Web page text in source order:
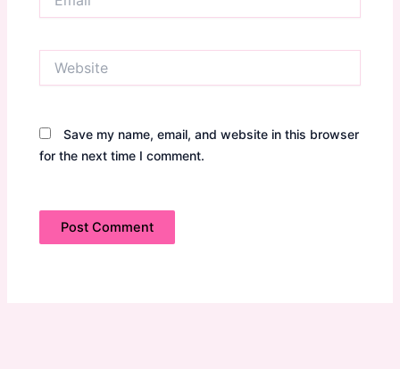
Save my name, email, and website in this browser
for the next time I comment.